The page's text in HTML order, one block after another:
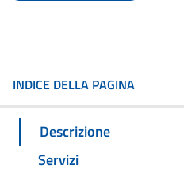
INDICE DELLA PAGINA
Descrizione
Servizi